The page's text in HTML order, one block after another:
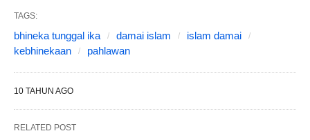
TAGS:
bhineka tunggal ika damai islam
islam damai
kebhinekaan
pahlawan
10 TAHUN AGO
RELATED POST